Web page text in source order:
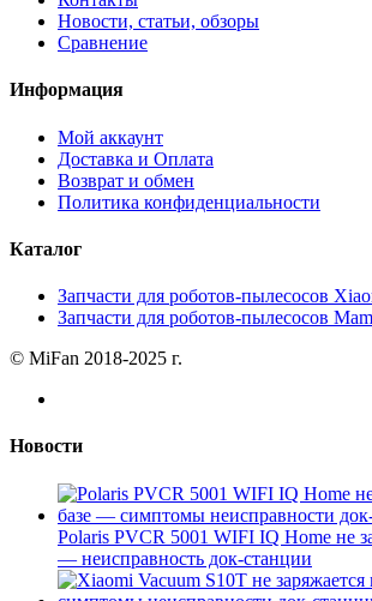
Новости, статьи, обзоры
Сравнение
Информация
Мой аккаунт
Доставка и Оплата
Возврат и обмен
Политика конфиденциальности
Каталог
Запчасти для роботов-пылесосов
Запчасти для роботов-пылесосов
© MiFan 2018-2025 г.
Новости
Polaris PVCR 5001 WIFI IQ Home не
— неисправность док-станции